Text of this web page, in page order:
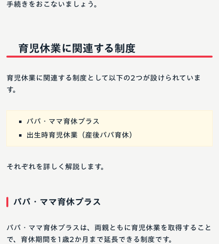
手続きをおこないましょう。
育児休業に関連する制度
育児休業に関連する制度として以下の2つが設けられていま
す。
パパ・ママ育休プラス
出生時育児休業（産後パパ育休）
それぞれを詳しく解説します。
パパ・ママ育休プラス
パパ・ママ育休プラスは、両親ともに育児休業を取得すること
で、育休期間を1歳2か月まで延長できる制度です。